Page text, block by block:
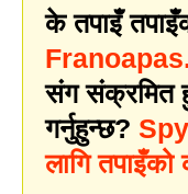
के तपाइँ
संग संक्रमित
गर्नुहुन्छ?
लागि तपाइँको